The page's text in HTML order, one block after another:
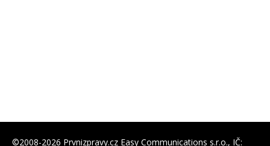
©2008-2026 Prvnizpravy.cz Easy Communications s.r.o., IČ: